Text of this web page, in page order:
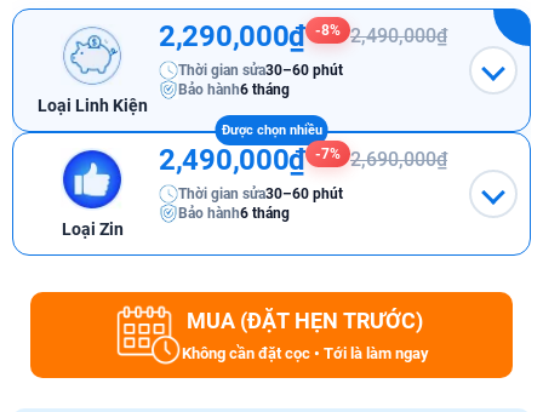
Loại Linh Kiện
2,290,000₫ -8% 2,490,000₫
Thời gian sửa30–60 phút
Bảo hành6 tháng
Loại Zin
2,490,000₫ -7% 2,690,000₫
Thời gian sửa30–60 phút
Bảo hành6 tháng
MUA (ĐẶT HẸN TRƯỚC)
Không cần đặt cọc • Tới là làm ngay